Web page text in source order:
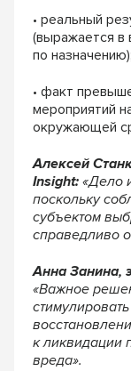
• реальный
(выражается в
по назначению);
• факт
мероприятий
окружающей
Алексей
Insight: «Дело
поскольку
субъектом
справедливо
Анна Занина,
«Важное
к ликвидации
вреда».